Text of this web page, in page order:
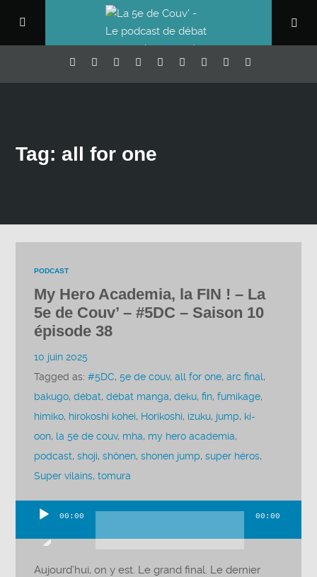
Tag: all for one
PODCAST
My Hero Academia, la FIN ! – La
5e de Couv’ – #5DC – Saison 10
épisode 38
10 juin 2025
Tagged as:#5DC,5e de couv,all for one,arc final,
bakugo,débat,débat manga,deku,fin,fumikage,
himiko, hirokoshi kohei, Horikoshi, izuku, jump, ki-
oon, la 5e de couv, mha, my hero academia,
podcast,shoji,shônen,shonen jump,super héros,
Super vilains,tomura
audio
00:00 00:00
Aujourd’hui, on y est. Le grand final. Le dernier